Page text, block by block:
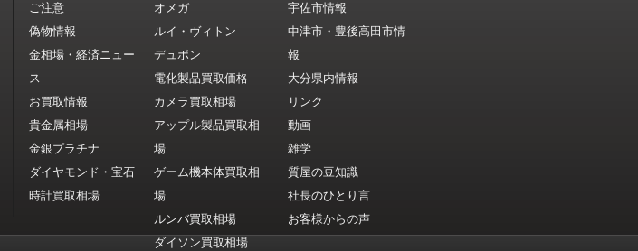
ご注意
偽物情報
金相場・経済ニュー
ス
お買取情報
貴金属相場
金銀プラチナ
ダイヤモンド・宝石
時計買取相場
オメガ
ルイ・ヴィトン
デュポン
電化製品買取価格
カメラ買取相場
アップル製品買取相
場
ゲーム機本体買取相
場
ルンバ買取相場
ダイソン買取相場
宇佐市情報
中津市・豊後高田市情
報
大分県内情報
リンク
動画
雑学
質屋の豆知識
社長のひとり言
お客様からの声